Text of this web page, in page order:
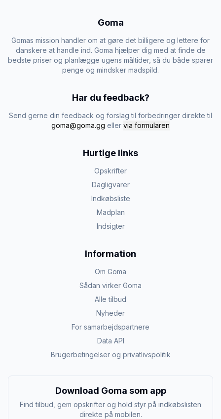
Goma
Gomas mission handler om at gøre det billigere og lettere for
danskere at handle ind. Goma hjælper dig med at finde de
bedste priser og planlægge ugens måltider, så du både sparer
penge og mindsker madspild.
Har du feedback?
Send gerne din feedback og forslag til forbedringer direkte til
goma@goma.gg eller via formularen
Hurtige links
Opskrifter
Dagligvarer
Indkøbsliste
Madplan
Indsigter
Information
Om Goma
Sådan virker Goma
Alle tilbud
Nyheder
For samarbejdspartnere
Data API
Brugerbetingelser og privatlivspolitik
Download Goma som app
Find tilbud, gem opskrifter og hold styr på indkøbslisten
direkte på mobilen.